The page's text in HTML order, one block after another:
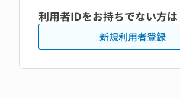
利用者IDをお持ちでない方は
新規利用者登録